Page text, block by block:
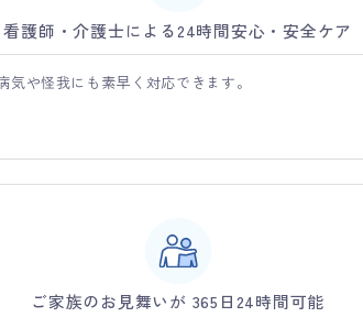
看護師・介護士による24時間安心・安全ケア
気や怪我にも素早く対応できます。
ご家族のお見舞いが 365日24時間可能